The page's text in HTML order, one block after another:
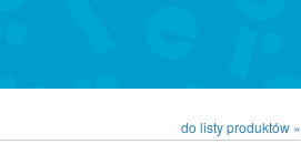
do listy produktów »